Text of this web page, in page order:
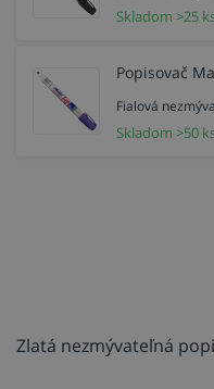
Skladom >25
Popisovač
Fialová
Skladom >50
Zlatá nezmývateľná